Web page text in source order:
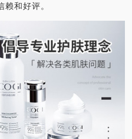
和好评。